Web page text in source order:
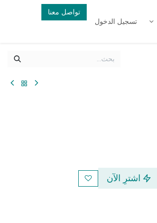
تسجيل الدخول
تواصل معنا
اشترِ الآن